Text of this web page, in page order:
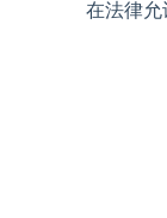
在法律允